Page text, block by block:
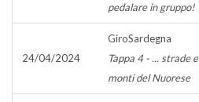
pedalare in gruppo!
24/04/2024
GiroSardegna
Tappa 4 - ... strade e
monti del Nuorese